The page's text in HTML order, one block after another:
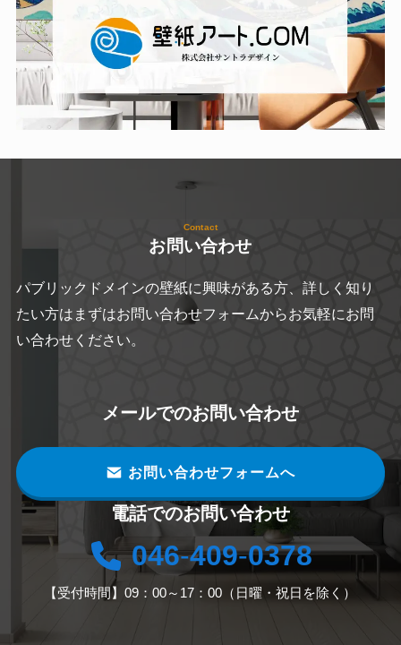
Contact
お問い合わせ
パブリックドメインの壁紙に興味がある方、詳しく知り
たい方はまずはお問い合わせフォームからお気軽にお問
い合わせください。
メールでのお問い合わせ
お問い合わせフォームへ
電話でのお問い合わせ
046-409-0378
【受付時間】09：00～17：00（日曜・祝日を除く）